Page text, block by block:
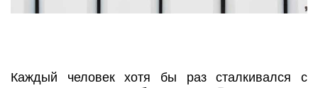
Каждый человек хотя бы раз сталкивался с